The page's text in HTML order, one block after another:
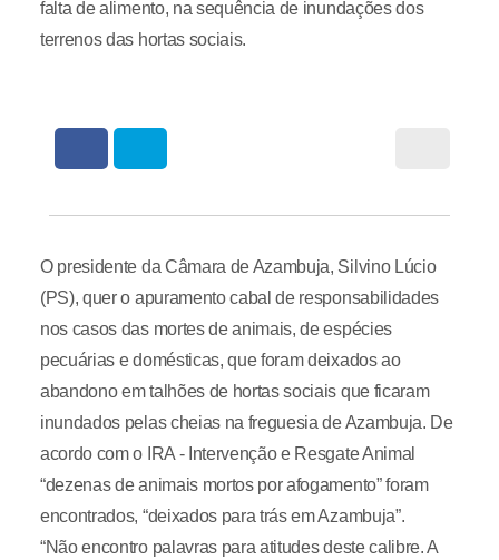
falta de alimento, na sequência de inundações dos
terrenos das hortas sociais.
O presidente da Câmara de Azambuja, Silvino Lúcio
(PS), quer o apuramento cabal de responsabilidades
nos casos das mortes de animais, de espécies
pecuárias e domésticas, que foram deixados ao
abandono em talhões de hortas sociais que ficaram
inundados pelas cheias na freguesia de Azambuja. De
acordo com o IRA - Intervenção e Resgate Animal
“dezenas de animais mortos por afogamento” foram
encontrados, “deixados para trás em Azambuja”.
“Não encontro palavras para atitudes deste calibre. A